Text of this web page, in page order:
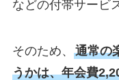
などの付帯サービ
そのため、 通常の
うかは、年会費